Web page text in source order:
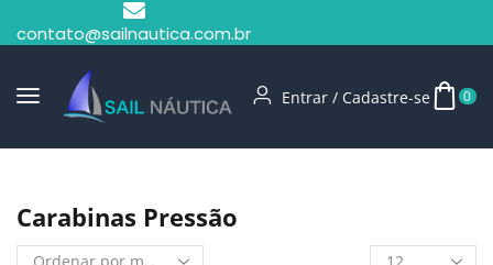
contato@sailnautica.com.br
Entrar / Cadastre-se 0
Carabinas Pressão